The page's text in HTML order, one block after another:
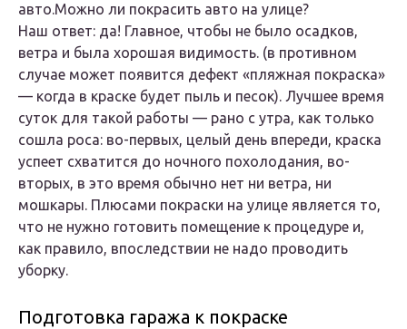
авто.Можно ли покрасить авто на улице?
Наш ответ: да! Главное, чтобы не было осадков,
ветра и была хорошая видимость. (в противном
случае может появится дефект «пляжная покраска»
— когда в краске будет пыль и песок). Лучшее время
суток для такой работы — рано с утра, как только
сошла роса: во-первых, целый день впереди, краска
успеет схватится до ночного похолодания, во-
вторых, в это время обычно нет ни ветра, ни
мошкары. Плюсами покраски на улице является то,
что не нужно готовить помещение к процедуре и,
как правило, впоследствии не надо проводить
уборку.
Подготовка гаража к покраске